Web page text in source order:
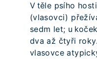
V těle psího
(vlasovci)
sedm let; u
dva až čtyři
vlasovce